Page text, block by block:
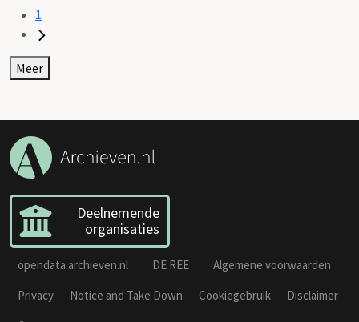
1
Meer
Deelnemende
organisaties
opendata.archieven.nl DE REE
Algemene voorwaarden
Privacy
Notice and Take Down Cookiegebruik
Disclaimer